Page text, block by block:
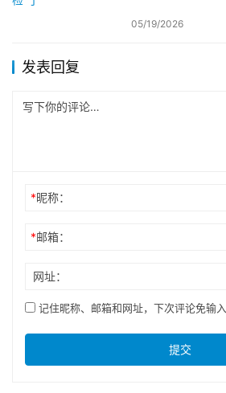
05/19/2026
发表回复
*昵称：
*邮箱：
网址：
记住昵称、邮箱和网址，下次评论免输入
提交